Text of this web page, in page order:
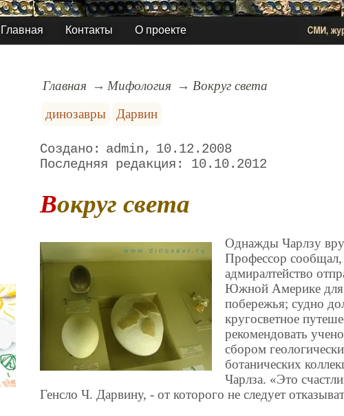
Главная Контакты О проекте
Главная Мифология
Вокруг света
динозавры
Дарвин
admin
10.12.2008
10.10.2012
Вокруг света
Однажды Чарлзу
Профессор сообщал,
адмиралтейство
Южной Америке для
побережья; судно
кругосветное
рекомендовать
сбором
ботанических
Чарлза. «Это
Генсло Ч. Дарвину, - от которого не следует